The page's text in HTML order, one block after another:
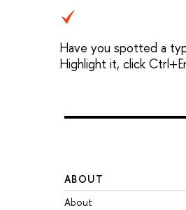
Have you spotted a
Highlight it, click
ABOUT
About